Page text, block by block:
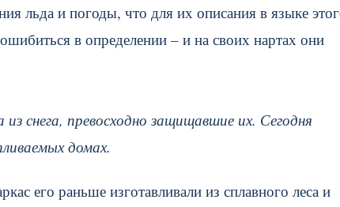
льда и погоды, что для их описания в языке
в определении – и на своих нартах они
снега, превосходно защищавшие их. Сегодня
домах.
его раньше изготавливали из сплавного леса и